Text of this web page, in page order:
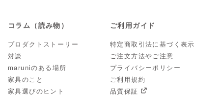
コラム（読み物）
プロダクトストーリー
対談
maruniのある場所
家具のこと
家具選びのヒント
ご利用ガイド
特定商取引法に基づく表示
ご注文方法やご注意
プライバシーポリシー
ご利用規約
品質保証